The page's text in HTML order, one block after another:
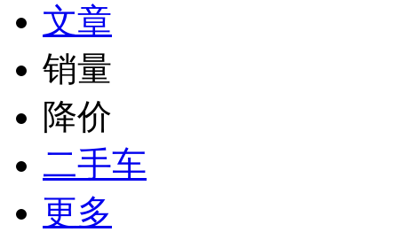
文章
销量
降价
二手车
更多